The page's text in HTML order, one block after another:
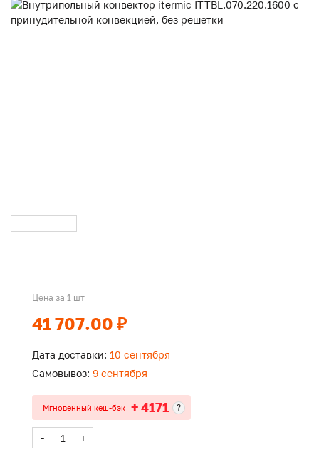
Цена за 1 шт
41 707.00 ₽
Дата доставки: 10 сентября
Самовывоз: 9 сентября
Мгновенный кеш-бэк + 4171 ?
- +